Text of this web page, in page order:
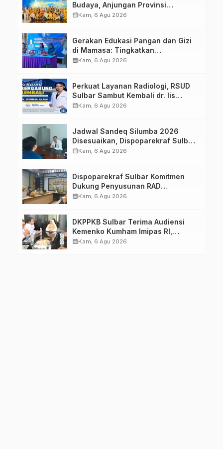
Budaya, Anjungan Provinsi
Sulawesi Barat Perkuat Kolaborasi
calendar_monthKam, 6 Agu 2026
Gerakan Edukasi Pangan dan Gizi
di Mamasa: Tingkatkan
Pengetahuan dan Keterampilan
calendar_monthKam, 6 Agu 2026
Perkuat Layanan Radiologi, RSUD
Sulbar Sambut Kembali dr. Iis
Imelda, Sp.Rad
calendar_monthKam, 6 Agu 2026
Jadwal Sandeq Silumba 2026
Disesuaikan, Dispoparekraf Sulbar
Pastikan Persiapan Tetap
calendar_monthKam, 6 Agu 2026
Dispoparekraf Sulbar Komitmen
Dukung Penyusunan RAD
TPB/SDGs Sulawesi Barat
calendar_monthKam, 6 Agu 2026
DKPPKB Sulbar Terima Audiensi
Kemenko Kumham Imipas RI,
Perkuat Pelayanan Kesehatan bagi
calendar_monthKam, 6 Agu 2026